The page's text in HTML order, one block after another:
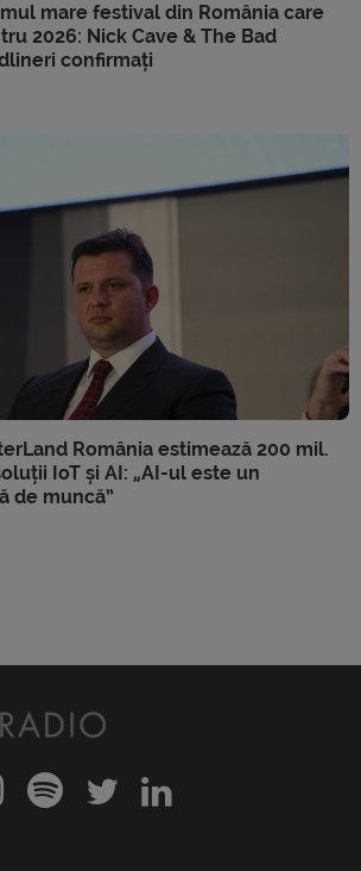
mare festival din România care
2026: Nick Cave & The Bad
confirmați
România estimează 200 mil.
IoT și AI: „AI-ul este un
de muncă”